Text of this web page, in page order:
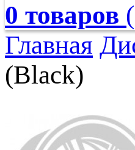
0 товаров
Главная
(Black)